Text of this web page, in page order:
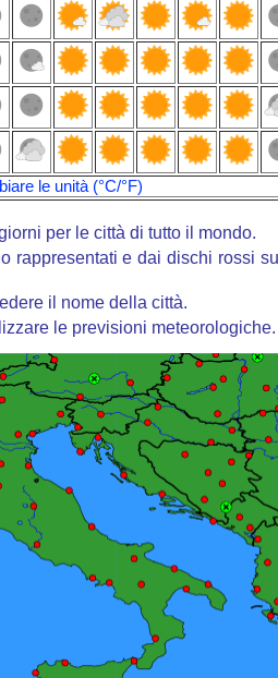
le unità (°C/°F)
per le città di tutto il mondo.
rappresentati e dai dischi rossi
il nome della città.
le previsioni meteorologiche.